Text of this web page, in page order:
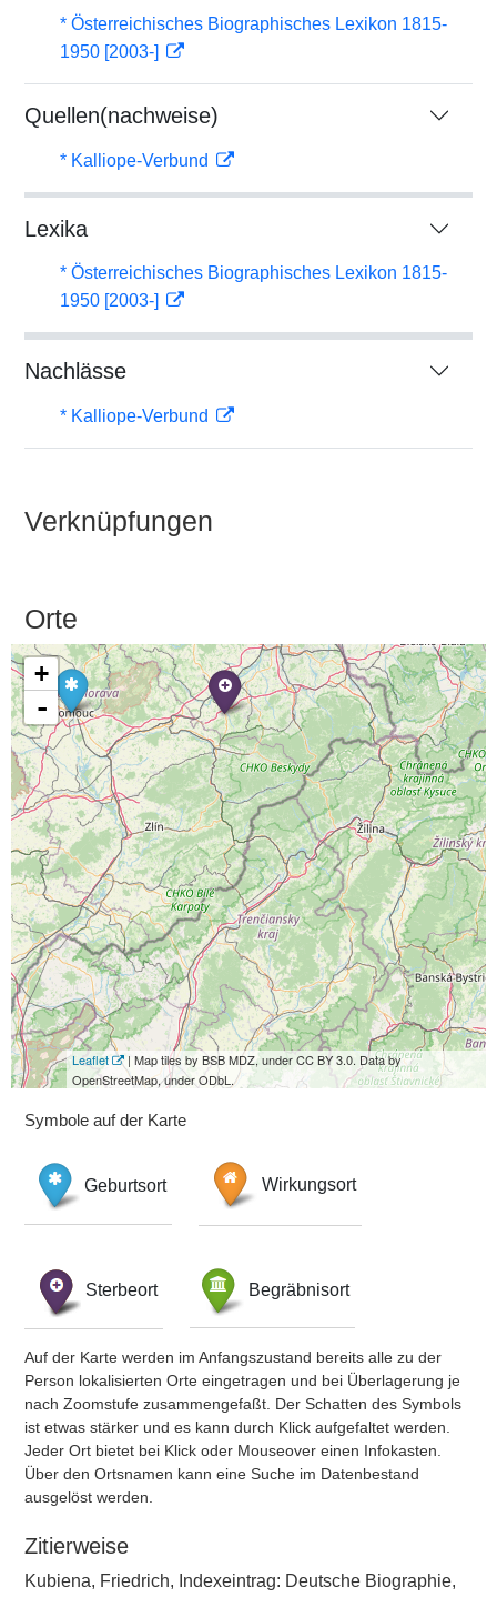
* Österreichisches Biographisches Lexikon 1815-
1950 [2003-]
Quellen(nachweise)
* Kalliope-Verbund
Lexika
* Österreichisches Biographisches Lexikon 1815-
1950 [2003-]
Nachlässe
* Kalliope-Verbund
Verknüpfungen
Orte
+
-
Leaflet
| Map tiles by BSB MDZ, under CC BY 3.0. Data by
OpenStreetMap, under ODbL.
Symbole auf der Karte
Geburtsort Wirkungsort
Sterbeort Begräbnisort
Auf der Karte werden im Anfangszustand bereits alle zu der
Person lokalisierten Orte eingetragen und bei Überlagerung je
nach Zoomstufe zusammengefaßt. Der Schatten des Symbols
ist etwas stärker und es kann durch Klick aufgefaltet werden.
Jeder Ort bietet bei Klick oder Mouseover einen Infokasten.
Über den Ortsnamen kann eine Suche im Datenbestand
ausgelöst werden.
Zitierweise
Kubiena, Friedrich, Indexeintrag: Deutsche Biographie,